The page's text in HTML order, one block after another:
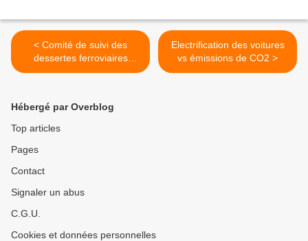
< Comité de suivi des
dessertes ferroviaires
"Lignes de nuit du Sud-Est"
Electrification des voitures
vs émissions de CO2 >
Hébergé par Overblog
Top articles
Pages
Contact
Signaler un abus
C.G.U.
Cookies et données personnelles